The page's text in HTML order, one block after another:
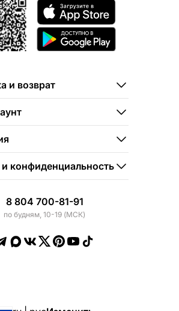
и возврат
и конфиденциальность
8 804 700-81-91
по будням, 10-19 (МСК)